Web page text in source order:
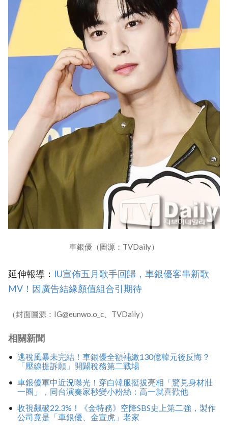
車銀優（圖源：TVDaily）
延伸報導： IU宣佈五月歌手回歸，車銀優客串新歌
MV！因廣告結緣顏值組合引期待
（封面圖源：IG@eunwo.o_c、TVDaily）
相關新聞
逃稅風暴未完結！車銀優全額補繳130億韓元後反悔？
「壓線提訴願」開闢稅務第二戰場
車銀優軍中近況曝光！穿白韓服挺拔亮相「驚見身材壯
一圈」，同台演奏家秒變小粉絲：高一就喜歡他
收視飆破22.3%！《金特務》空降SBS史上第二強，製作
公司竟是「車銀優、金宣虎」老家